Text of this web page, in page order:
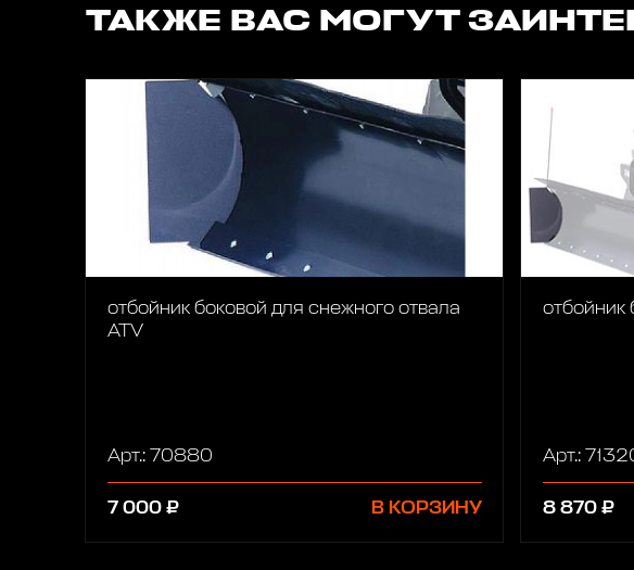
ТАКЖЕ ВАС МОГУТ
отбойник боковой для снежного отвала
ATV
Арт.: 70880
7 000 ₽ В КОРЗИНУ
отбойник
Арт.:
8 870 ₽